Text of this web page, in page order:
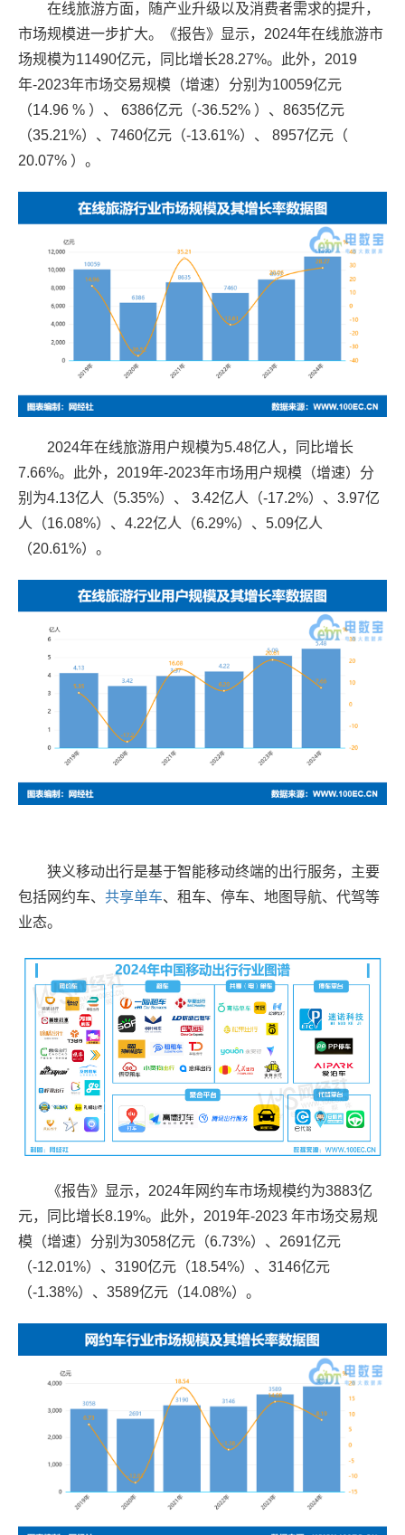
在线旅游方面，随产业升级以及消费者需求的提升，
市场规模进一步扩大。《报告》显示，2024年在线旅游市
场规模为11490亿元，同比增长28.27%。此外，2019
年-2023年市场交易规模（增速）分别为10059亿元
（14.96 % ）、 6386亿元（-36.52% ）、8635亿元
（35.21%）、7460亿元（-13.61%）、 8957亿元（
20.07% ）。
2024年在线旅游用户规模为5.48亿人，同比增长
7.66%。此外，2019年-2023年市场用户规模（增速）分
别为4.13亿人（5.35%）、 3.42亿人（-17.2%）、3.97亿
人（16.08%）、4.22亿人（6.29%）、5.09亿人
（20.61%）。
狭义移动出行是基于智能移动终端的出行服务，主要
包括网约车、 共享单车、租车、停车、地图导航、代驾等
业态。
《报告》显示，2024年网约车市场规模约为3883亿
元，同比增长8.19%。此外，2019年-2023 年市场交易规
模（增速）分别为3058亿元（6.73%）、2691亿元
（-12.01%）、3190亿元（18.54%）、3146亿元
（-1.38%）、3589亿元（14.08%）。